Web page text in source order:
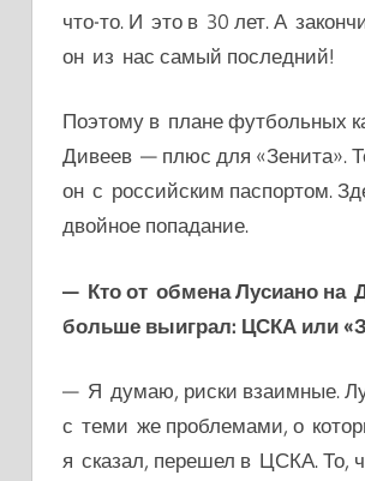
что-то. И это в 30 лет. А
он из нас самый последний!
Поэтому в плане футбольных
Дивеев — плюс для «Зенита».
он с российским паспортом.
двойное попадание.
— Кто от обмена Лусиано на
больше выиграл: ЦСКА или
— Я думаю, риски взаимные.
с теми же проблемами, о
я сказал, перешел в ЦСКА. То,